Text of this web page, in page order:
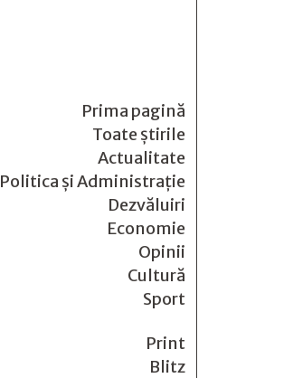
Prima pagină
Toate știrile
Actualitate
Politica și Administrație
Dezvăluiri
Economie
Opinii
Cultură
Sport
Print
Blitz